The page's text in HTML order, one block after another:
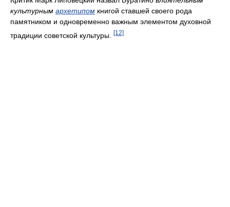
культурным архетипом книгой ставшей своего рода
памятником и одновременно важным элементом духовной
традиции советской культуры.
[12]